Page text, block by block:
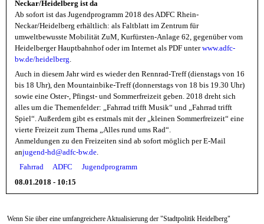
Neckar/Heidelberg ist da
Ab sofort ist das Jugendprogramm 2018 des ADFC Rhein-
Neckar/Heidelberg erhältlich: als Faltblatt im Zentrum für
umweltbewusste Mobilität ZuM, Kurfürsten-Anlage 62, gegenüber vom
Heidelberger Hauptbahnhof oder im Internet als PDF unterwww.adfc-
bw.de/heidelberg.
Auch in diesem Jahr wird es wieder den Rennrad-Treff (dienstags von 16
bis 18 Uhr), den Mountainbike-Treff (donnerstags von 18 bis 19.30 Uhr)
sowie eine Oster-, Pfingst- und Sommerfreizeit geben. 2018 dreht sich
alles um die Themenfelder: „Fahrrad trifft Musik“ und „Fahrrad trifft
Spiel“. Außerdem gibt es erstmals mit der „kleinen Sommerfreizeit“ eine
vierte Freizeit zum Thema „Alles rund ums Rad“.
Anmeldungen zu den Freizeiten sind ab sofort möglich per E-Mail
anjugend-hd@adfc-bw.de.
Fahrrad
ADFC
Jugendprogramm
08.01.2018 - 10:15
Wenn Sie über eine umfangreichere Aktualisierung der "Stadtpolitik Heidelberg"